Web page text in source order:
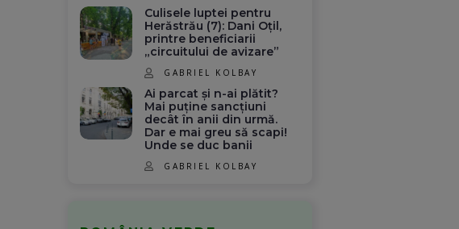
Culisele luptei pentru
Herăstrău (7): Dani Oțil,
printre beneficiarii
„circuitului de avizare”
GABRIEL KOLBAY
Ai parcat și n-ai plătit?
Mai puține sancțiuni
decât în anii din urmă.
Dar e mai greu să scapi!
Unde se duc banii
GABRIEL KOLBAY